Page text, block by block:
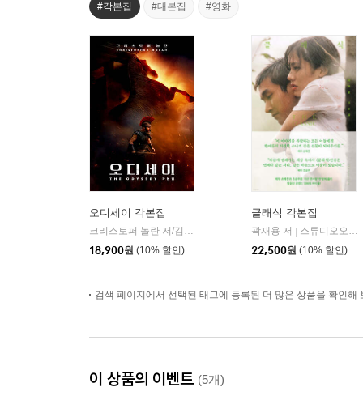
#각본집 #대본집 #영화
오디세이 각본집
크리스토퍼 놀란 저/김은주 역
웅진지식하우스
18,900원 (10% 할인)
클래식 각본집
곽재용 저
스튜디오오드리
22,500원 (10% 할인)
검색 페이지에서 선택된 태그에 등록된 더 많은 상품을 확인해
이 상품의 이벤트 (5개)